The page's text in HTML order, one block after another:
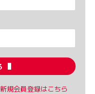
新規会員登録はこちら